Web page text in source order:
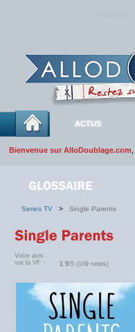
ACTUS
Bienvenue sur AlloDoublage.com
Series TV > Single Parents
Votre avis
sur la VF :
1.9/5 (109 notes)